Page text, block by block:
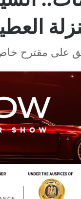
على مقترح